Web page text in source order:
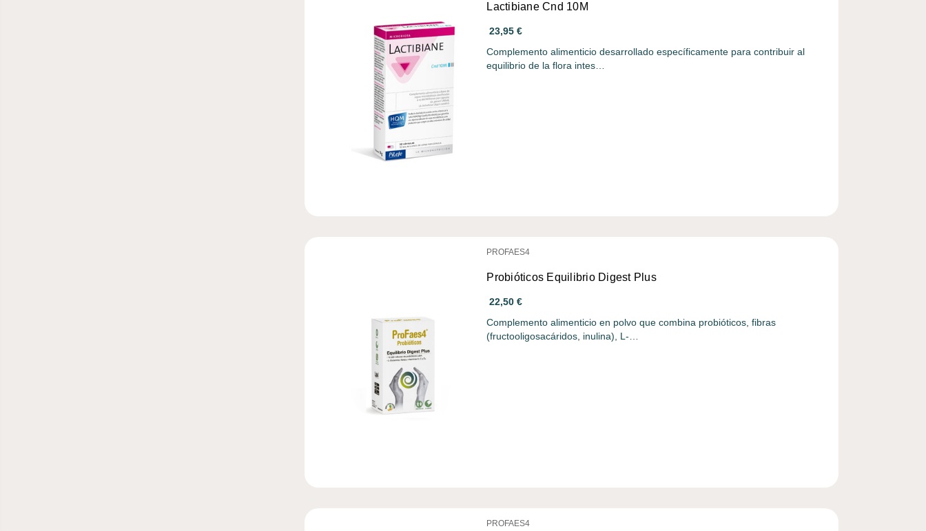
Lactibiane Cnd 10M
23,95 €
Complemento alimenticio desarrollado específicamente para contribuir al
equilibrio de la flora intes…
PROFAES4
Probióticos Equilibrio Digest Plus
22,50 €
Complemento alimenticio en polvo que combina probióticos, fibras
(fructooligosacáridos, inulina), L-…
PROFAES4